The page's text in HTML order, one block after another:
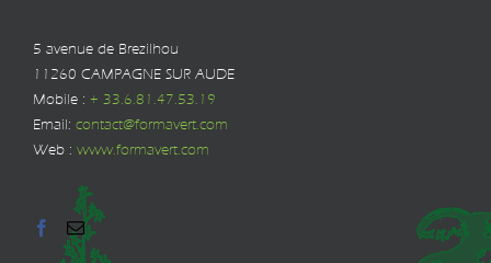
5 avenue de Brezilhou
11260 CAMPAGNE SUR AUDE
Mobile : + 33.6.81.47.53.19
Email: contact@formavert.com
Web : www.formavert.com